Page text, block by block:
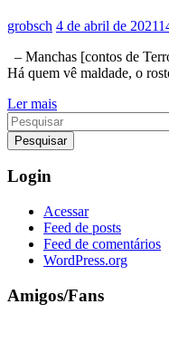
grobsch 4 de abril de 2021
– Manchas [contos de
Há quem vê maldade, o
Ler mais
Login
Acessar
Feed de posts
Feed de comentários
WordPress.org
Amigos/Fans